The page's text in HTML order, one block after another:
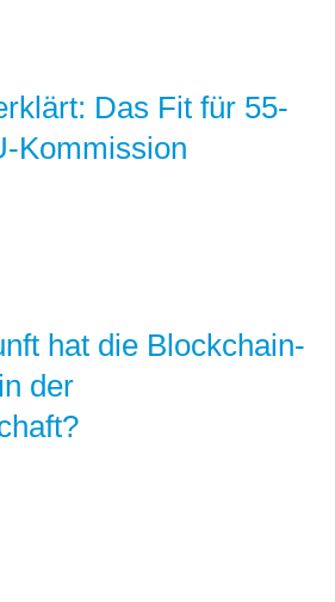
Das Fit für 55-
Kommission
hat die Blockchain-
der